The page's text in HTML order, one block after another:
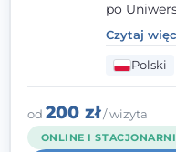
po
pomoc na
potrzeb i
Terapia to
którym
Czytaj
Polski
od 200 zł/ wizyta
ONLINE I